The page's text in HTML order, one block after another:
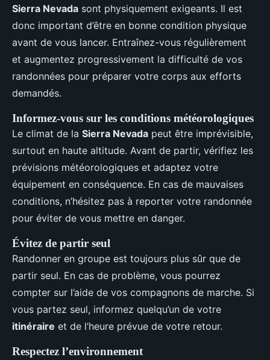
Sierra Nevada sont physiquement exigeants. Il est
donc important d’être en bonne condition physique
avant de vous lancer. Entraînez-vous régulièrement
et augmentez progressivement la difficulté de vos
randonnées pour préparer votre corps aux efforts
demandés.
Informez-vous sur les conditions météorologiques
Le climat de la Sierra Nevada peut être imprévisible,
surtout en haute altitude. Avant de partir, vérifiez les
prévisions météorologiques et adaptez votre
équipement en conséquence. En cas de mauvaises
conditions, n’hésitez pas à reporter votre randonnée
pour éviter de vous mettre en danger.
Évitez de partir seul
Randonner en groupe est toujours plus sûr que de
partir seul. En cas de problème, vous pourrez
compter sur l’aide de vos compagnons de marche. Si
vous partez seul, informez quelqu’un de votre
itinéraire et de l’heure prévue de votre retour.
Respectez l’environnement